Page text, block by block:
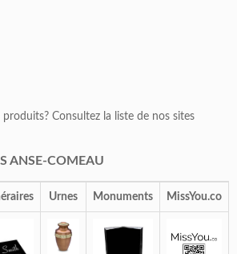
Consultez la liste de nos sites
ANSE-COMEAU
Urnes Monuments MissYou.co